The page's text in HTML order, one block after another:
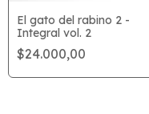
El gato del rabino 2 -
Integral vol. 2
$24.000,00